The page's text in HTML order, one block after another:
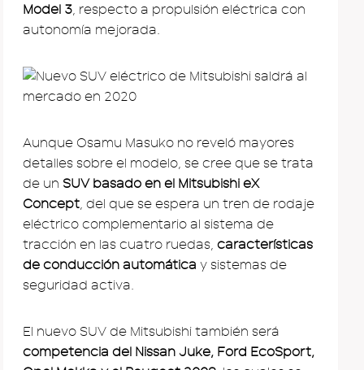
Model 3, respecto a propulsión eléctrica con
autonomía mejorada.
Aunque Osamu Masuko no reveló mayores
detalles sobre el modelo, se cree que se trata
de un SUV basado en el Mitsubishi eX
Concept, del que se espera un tren de rodaje
eléctrico complementario al sistema de
tracción en las cuatro ruedas, características
de conducción automática y sistemas de
seguridad activa.
El nuevo SUV de Mitsubishi también será
competencia del Nissan Juke, Ford EcoSport,